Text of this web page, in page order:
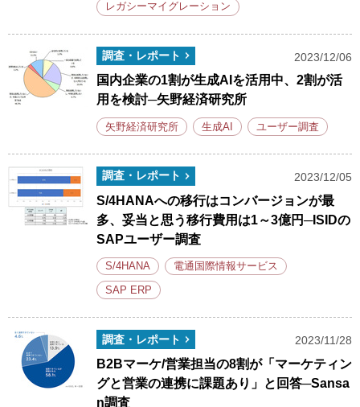
レガシーマイグレーション
調査・レポート 2023/12/06
国内企業の1割が生成AIを活用中、2割が活
用を検討─矢野経済研究所
矢野経済研究所 生成AI ユーザー調査
調査・レポート 2023/12/05
S/4HANAへの移行はコンバージョンが最
多、妥当と思う移行費用は1～3億円─ISIDの
SAPユーザー調査
S/4HANA 電通国際情報サービス
SAP ERP
調査・レポート 2023/11/28
B2Bマーケ/営業担当の8割が「マーケティン
グと営業の連携に課題あり」と回答─Sansa
n調査